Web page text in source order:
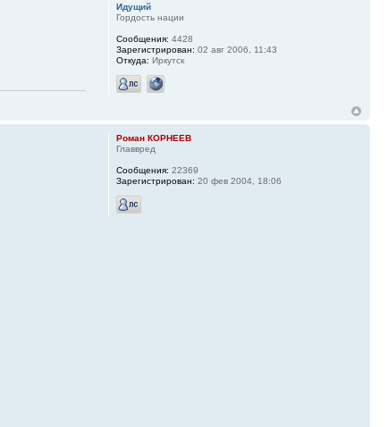
Идущий
Гордость нации
Сообщения: 4428
Зарегистрирован: 02 авг 2006, 11:43
Откуда: Иркутск
Роман КОРНЕЕВ
Главвред
Сообщения: 22369
Зарегистрирован: 20 фев 2004, 18:06